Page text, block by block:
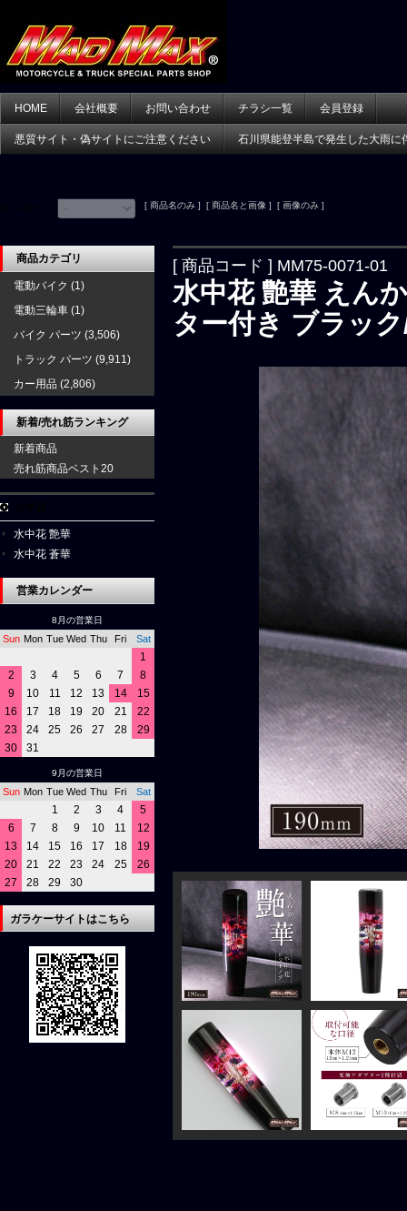
HOME 会社概要 お問い合わせ チラシ一覧 会員登録
悪質サイト・偽サイトにご注意ください 石川県能登半島で発生した大雨に
[ 商品名のみ ] [ 商品名と画像 ] [ 画像のみ ]
[ 商品コード ] MM75-0071-01
水中花 艶華 えん
ター付き ブラッ
商品カテゴリ
電動バイク (1)
電動三輪車 (1)
バイク パーツ (3,506)
トラック パーツ (9,911)
カー用品 (2,806)
新着/売れ筋ランキング
新着商品
売れ筋商品ベスト20
水中花 艶華
水中花 蒼華
営業カレンダー
8月の営業日
Sun Mon Tue Wed Thu Fri Sat
1
2
3 4 5 6 7
8
9
10 11 12 13 14
15
16
17 18 19 20 21
22
23
24 25 26 27 28
29
30
31
9月の営業日
Sun Mon Tue Wed Thu Fri Sat
1 2 3 4
5
6
7 8 9 10 11
12
13
14 15 16 17 18
19
20
21 22 23 24 25
26
27
28 29 30
ガラケーサイトはこちら